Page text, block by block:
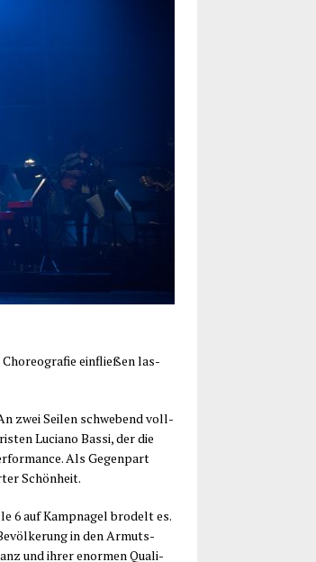
Cho­reo­gra­fie ein­flie­ßen las­
zwei Sei­len schwe­bend voll­
Lucia­no Bas­si, der die
Als Gegen­part
Schönheit.
6 auf Kamp­na­gel bro­delt es.
in den Armuts­
und ihrer enor­men Qua­li­